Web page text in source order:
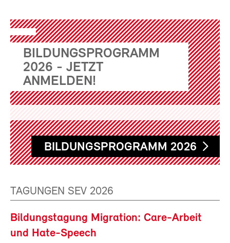
BILDUNGSPROGRAMM
2026 - JETZT
ANMELDEN!
BILDUNGSPROGRAMM 2026
TAGUNGEN SEV 2026
Bildungstagung Migration: Care-Arbeit
und Hate-Speech